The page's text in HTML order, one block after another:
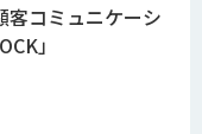
コミュニケーシ
」